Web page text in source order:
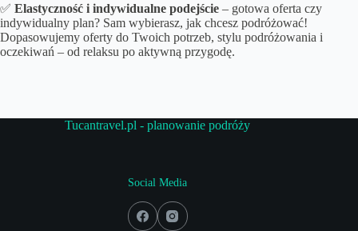
✅ Elastyczność i indywidualne podejście – gotowa oferta czy
indywidualny plan? Sam wybierasz, jak chcesz podróżować!
Dopasowujemy oferty do Twoich potrzeb, stylu podróżowania i
oczekiwań – od relaksu po aktywną przygodę.
Tucantravel.pl - planowanie podróży
Social Media